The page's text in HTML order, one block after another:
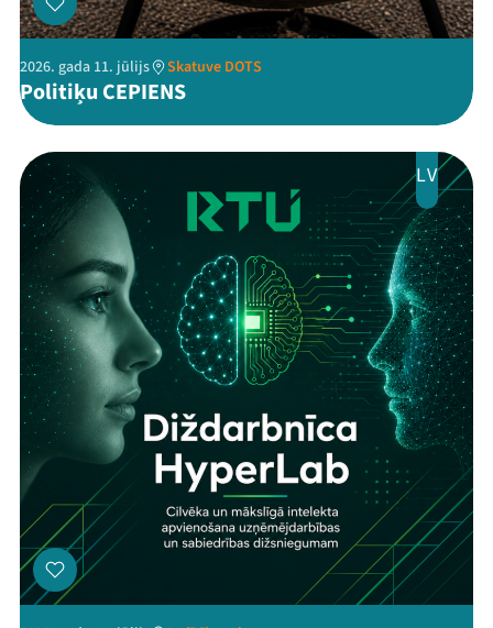
2026. gada 11. jūlijs Skatuve DOTS
Politiķu CEPIENS
LV